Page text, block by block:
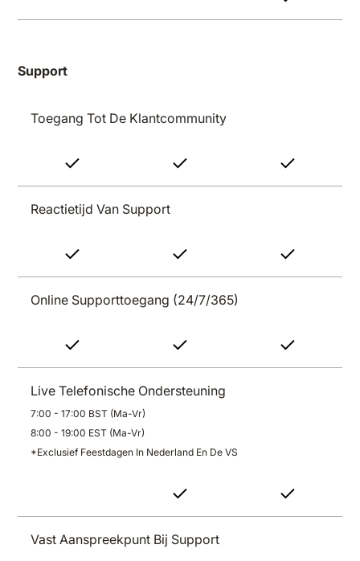
Support
Toegang Tot De Klantcommunity
Reactietijd Van Support
Online Supporttoegang (24/7/365)
Live Telefonische Ondersteuning
7:00 - 17:00 BST (ma-Vr)
8:00 - 19:00 EST (ma-Vr)
*Exclusief Feestdagen In Nederland En De VS
Vast Aanspreekpunt Bij Support